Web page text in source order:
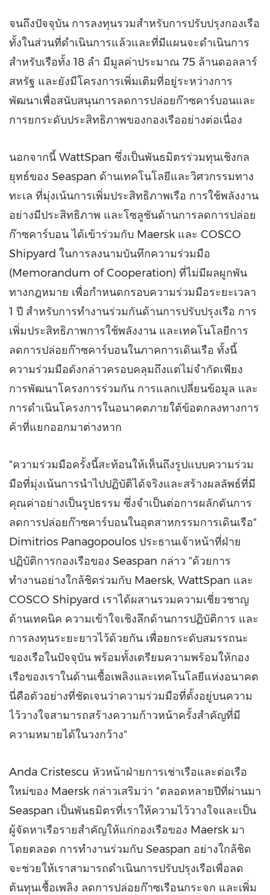
จนถึงปัจจุบัน การลงทุนรวมสำหรับการปรับปรุงกองเรือ
ทั้งในส่วนที่ดำเนินการแล้วและที่มีแผนจะดำเนินการ
สำหรับเรือทั้ง 18 ลำ มีมูลค่าประมาณ 75 ล้านดอลลาร์
สหรัฐ และยังมีโครงการเพิ่มเติมที่อยู่ระหว่างการ
พัฒนาเพื่อสนับสนุนการลดการปล่อยก๊าซคาร์บอนและ
การยกระดับประสิทธิภาพของกองเรืออย่างต่อเนื่อง
นอกจากนี้ WattSpan ซึ่งเป็นพันธมิตรร่วมทุนเชิงกล
ยุทธ์ของ Seaspan ด้านเทคโนโลยีและวิศวกรรมทาง
ทะเล ที่มุ่งเน้นการเพิ่มประสิทธิภาพเรือ การใช้พลังงาน
อย่างมีประสิทธิภาพ และโซลูชันด้านการลดการปล่อย
ก๊าซคาร์บอน ได้เข้าร่วมกับ Maersk และ COSCO
Shipyard ในการลงนามบันทึกความร่วมมือ
(Memorandum of Cooperation) ที่ไม่มีผลผูกพัน
ทางกฎหมาย เพื่อกำหนดกรอบความร่วมมือระยะเวลา
1 ปี สำหรับการทำงานร่วมกันด้านการปรับปรุงเรือ การ
เพิ่มประสิทธิภาพการใช้พลังงาน และเทคโนโลยีการ
ลดการปล่อยก๊าซคาร์บอนในภาคการเดินเรือ ทั้งนี้
ความร่วมมือดังกล่าวครอบคลุมถึงแต่ไม่จำกัดเพียง
การพัฒนาโครงการร่วมกัน การแลกเปลี่ยนข้อมูล และ
การดำเนินโครงการในอนาคตภายใต้ข้อตกลงทางการ
ค้าที่แยกออกมาต่างหาก
"ความร่วมมือครั้งนี้สะท้อนให้เห็นถึงรูปแบบความร่วม
มือที่มุ่งเน้นการนำไปปฏิบัติได้จริงและสร้างผลลัพธ์ที่มี
คุณค่าอย่างเป็นรูปธรรม ซึ่งจำเป็นต่อการผลักดันการ
ลดการปล่อยก๊าซคาร์บอนในอุตสาหกรรมการเดินเรือ"
Dimitrios Panagopoulos ประธานเจ้าหน้าที่ฝ่าย
ปฏิบัติการกองเรือของ Seaspan กล่าว "ด้วยการ
ทำงานอย่างใกล้ชิดร่วมกับ Maersk, WattSpan และ
COSCO Shipyard เราได้ผสานรวมความเชี่ยวชาญ
ด้านเทคนิค ความเข้าใจเชิงลึกด้านการปฏิบัติการ และ
การลงทุนระยะยาวไว้ด้วยกัน เพื่อยกระดับสมรรถนะ
ของเรือในปัจจุบัน พร้อมทั้งเตรียมความพร้อมให้กอง
เรือของเราในด้านเชื้อเพลิงและเทคโนโลยีแห่งอนาคต
นี่คือตัวอย่างที่ชัดเจนว่าความร่วมมือที่ตั้งอยู่บนความ
ไว้วางใจสามารถสร้างความก้าวหน้าครั้งสำคัญที่มี
ความหมายได้ในวงกว้าง"
Anda Cristescu หัวหน้าฝ่ายการเช่าเรือและต่อเรือ
ใหม่ของ Maersk กล่าวเสริมว่า "ตลอดหลายปีที่ผ่านมา
Seaspan เป็นพันธมิตรที่เราให้ความไว้วางใจและเป็น
ผู้จัดหาเรือรายสำคัญให้แก่กองเรือของ Maersk มา
โดยตลอด การทำงานร่วมกับ Seaspan อย่างใกล้ชิด
จะช่วยให้เราสามารถดำเนินการปรับปรุงเรือเพื่อลด
ต้นทุนเชื้อเพลิง ลดการปล่อยก๊าซเรือนกระจก และเพิ่ม